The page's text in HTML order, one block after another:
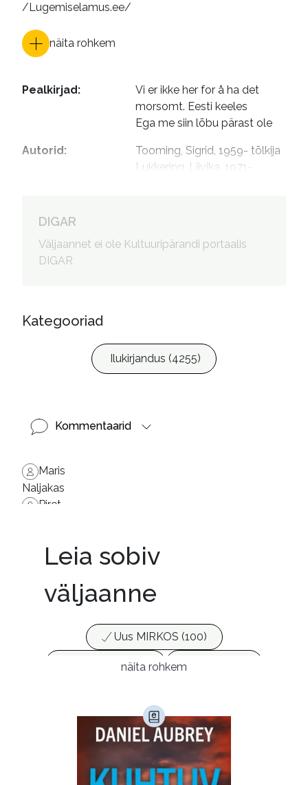
/Lugemiselamus.ee/
näita rohkem
Pealkirjad:
Vi er ikke her for å ha det
morsomt. Eesti keeles
Ega me siin lõbu pärast ole
Autorid:
Tooming, Sigrid, 1959- tõlkija
Lukkering, Liivika, 1971-
DIGAR
Väljaannet ei ole Kultuuripärandi portaalis
DIGAR
Kategooriad
Ilukirjandus (4255)
Kommentaarid
Maris
Naljakas
Piret
erine sugugi Eesti omast ja võibolla koguni ülemaail
Leia sobiv
väljaanne
Uus MIRKOS (100)
Populaarsed (25)
Ajakirjad (17)
Armastusromaanid (294)
Audioperioodika
Biograafiad (229)
näita rohkem